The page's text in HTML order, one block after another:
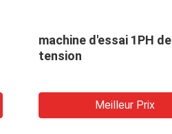
machine d'essai 1PH de
tension
Meilleur Prix